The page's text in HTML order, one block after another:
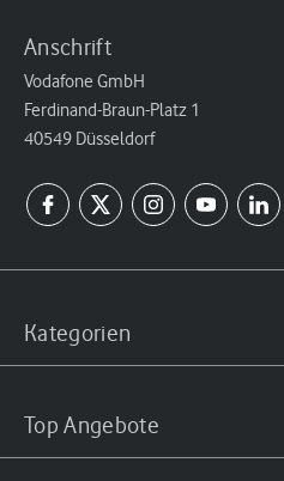
Anschrift
Vodafone GmbH
Ferdinand-Braun-Platz 1
40549 Düsseldorf
Kategorien
Top Angebote